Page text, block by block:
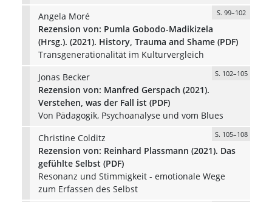
Angela Moré
S. 99–102
Rezension von: Pumla Gobodo-Madikizela
(Hrsg.). (2021). History, Trauma and Shame (PDF)
Transgenerationalität im Kulturvergleich
Jonas Becker
S. 102–105
Rezension von: Manfred Gerspach (2021).
Verstehen, was der Fall ist (PDF)
Von Pädagogik, Psychoanalyse und vom Blues
Christine Colditz
S. 105–108
Rezension von: Reinhard Plassmann (2021). Das
gefühlte Selbst (PDF)
Resonanz und Stimmigkeit - emotionale Wege
zum Erfassen des Selbst